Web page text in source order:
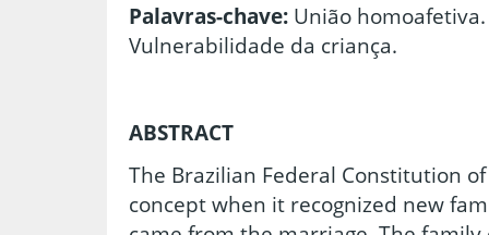
Palavras-chave: União
Vulnerabilidade da criança.
ABSTRACT
The Brazilian Federal Constitution
concept when it recognized new